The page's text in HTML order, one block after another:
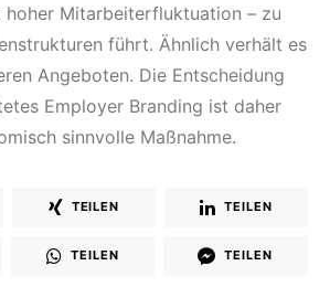
hoher Mitarbeiterfluktuation – zu
führt. Ähnlich verhält es
Angeboten. Die Entscheidung
Employer Branding ist daher
sinnvolle Maßnahme.
TEILEN TEILEN
TEILEN TEILEN